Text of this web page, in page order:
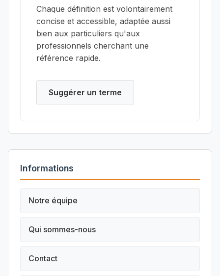
Chaque définition est volontairement
concise et accessible, adaptée aussi
bien aux particuliers qu'aux
professionnels cherchant une
référence rapide.
Suggérer un terme
Informations
Notre équipe
Qui sommes-nous
Contact